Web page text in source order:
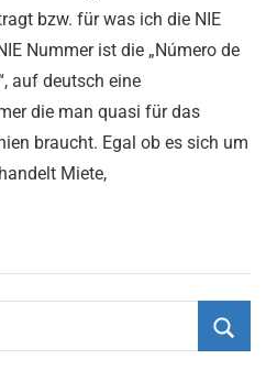
bzw. für was ich die NIE
Nummer ist die „Número de
auf deutsch eine
die man quasi für das
braucht. Egal ob es sich um
Miete,